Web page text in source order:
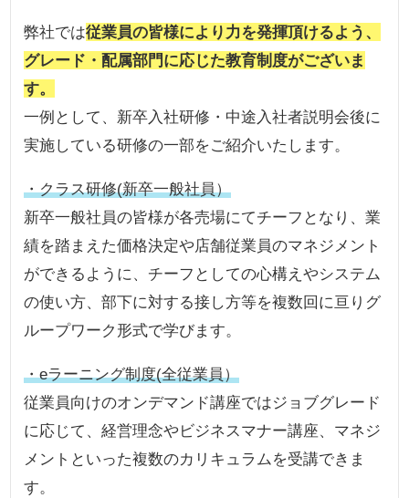
弊社では従業員の皆様により力を発揮頂けるよう、
グレード・配属部門に応じた教育制度がございま
す。
一例として、新卒入社研修・中途入社者説明会後に
実施している研修の一部をご紹介いたします。
・クラス研修(新卒一般社員）
新卒一般社員の皆様が各売場にてチーフとなり、業
績を踏まえた価格決定や店舗従業員のマネジメント
ができるように、チーフとしての心構えやシステム
の使い方、部下に対する接し方等を複数回に亘りグ
ループワーク形式で学びます。
・eラーニング制度(全従業員）
従業員向けのオンデマンド講座ではジョブグレード
に応じて、経営理念やビジネスマナー講座、マネジ
メントといった複数のカリキュラムを受講できま
す。